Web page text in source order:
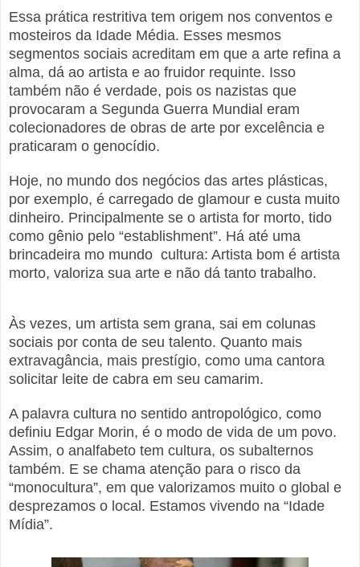
Essa prática restritiva tem origem nos conventos e
mosteiros da Idade Média. Esses mesmos
segmentos sociais acreditam em que a arte refina a
alma, dá ao artista e ao fruidor requinte. Isso
também não é verdade, pois os nazistas que
provocaram a Segunda Guerra Mundial eram
colecionadores de obras de arte por excelência e
praticaram o genocídio.
Hoje, no mundo dos negócios das artes plásticas,
por exemplo, é carregado de glamour e custa muito
dinheiro. Principalmente se o artista for morto, tido
como gênio pelo “establishment”. Há até uma
brincadeira mo mundo cultura: Artista bom é artista
morto, valoriza sua arte e não dá tanto trabalho.
Às vezes, um artista sem grana, sai em colunas
sociais por conta de seu talento. Quanto mais
extravagância, mais prestígio, como uma cantora
solicitar leite de cabra em seu camarim.
A palavra cultura no sentido antropológico, como
definiu Edgar Morin, é o modo de vida de um povo.
Assim, o analfabeto tem cultura, os subalternos
também. E se chama atenção para o risco da
“monocultura”, em que valorizamos muito o global e
desprezamos o local. Estamos vivendo na “Idade
Mídia”.